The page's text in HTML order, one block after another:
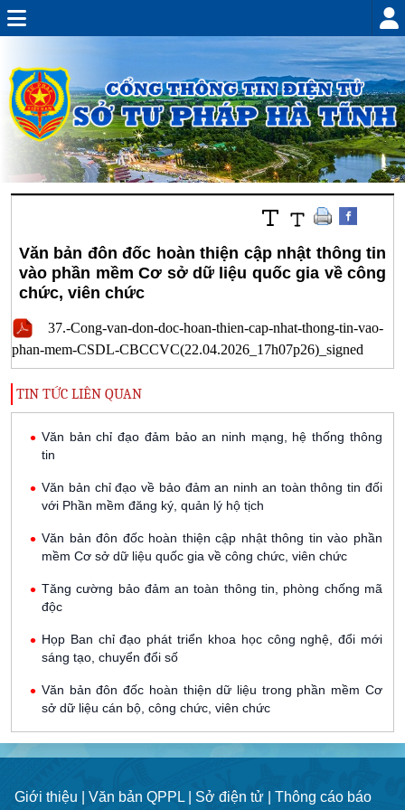
Văn bản đôn đốc hoàn thiện cập nhật thông tin
vào phần mềm Cơ sở dữ liệu quốc gia về công
chức, viên chức
37.-Cong-van-don-doc-hoan-thien-cap-nhat-thong-tin-vao-
phan-mem-CSDL-CBCCVC(22.04.2026_17h07p26)_signed
TIN TỨC LIÊN QUAN
Văn bản chỉ đạo đảm bảo an ninh mạng, hệ thống thông
tin
Văn bản chỉ đạo về bảo đảm an ninh an toàn thông tin đối
với Phần mềm đăng ký, quản lý hộ tịch
Văn bản đôn đốc hoàn thiện cập nhật thông tin vào phần
mềm Cơ sở dữ liệu quốc gia về công chức, viên chức
Tăng cường bảo đảm an toàn thông tin, phòng chống mã
độc
Họp Ban chỉ đạo phát triển khoa học công nghệ, đổi mới
sáng tạo, chuyển đổi số
Văn bản đôn đốc hoàn thiện dữ liệu trong phần mềm Cơ
sở dữ liệu cán bộ, công chức, viên chức
Giới thiệu | Văn bản QPPL | Sở điện tử | Thông cáo báo